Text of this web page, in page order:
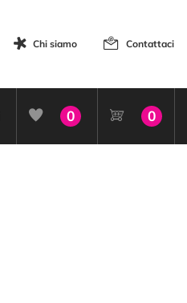
Chi siamo Contattaci
0 0